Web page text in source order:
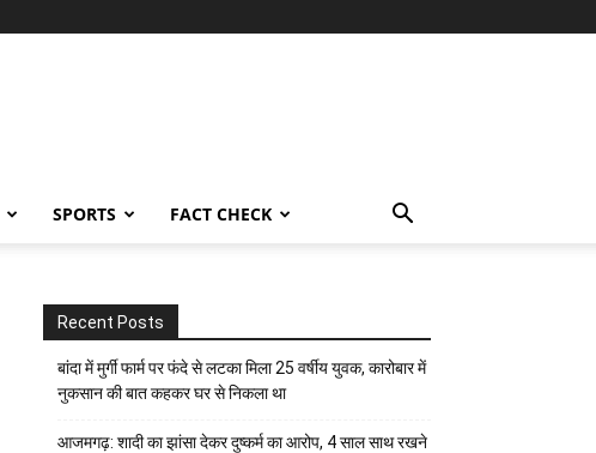
SPORTS FACT CHECK
Recent Posts
बांदा में मुर्गी फार्म पर फंदे से लटका मिला 25 वर्षीय युवक, कारोबार में
नुकसान की बात कहकर घर से निकला था
आजमगढ़: शादी का झांसा देकर दुष्कर्म का आरोप, 4 साल साथ रखने